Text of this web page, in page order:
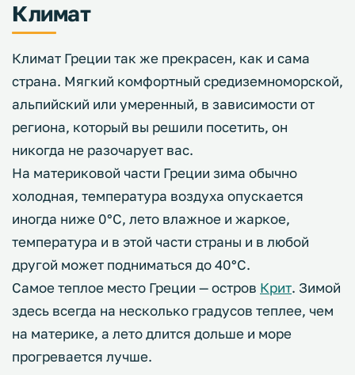
Климат
Климат Греции так же прекрасен, как и сама
страна. Мягкий комфортный средиземноморской,
альпийский или умеренный, в зависимости от
региона, который вы решили посетить, он
никогда не разочарует вас.
На материковой части Греции зима обычно
холодная, температура воздуха опускается
иногда ниже 0°С, лето влажное и жаркое,
температура и в этой части страны и в любой
другой может подниматься до 40°С.
Самое теплое место Греции — остров Крит. Зимой
здесь всегда на несколько градусов теплее, чем
на материке, а лето длится дольше и море
прогревается лучше.